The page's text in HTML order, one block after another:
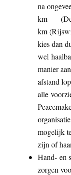
na
km
km
kies dan
wel
manier
afstand
alle
mogelijk
zijn of
Hand- en
zorgen